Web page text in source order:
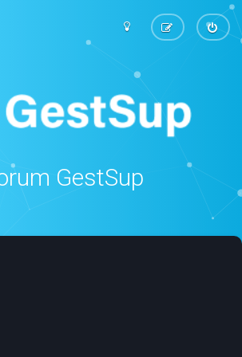
GestSup